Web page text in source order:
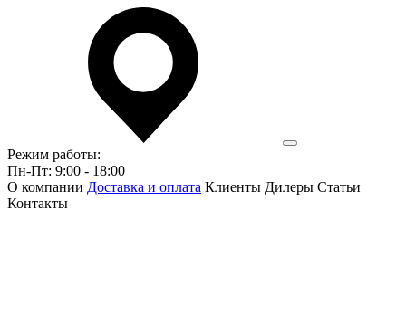
Режим работы:
Пн-Пт: 9:00 - 18:00
О компании Доставка и оплата Клиенты Дилеры Статьи
Контакты